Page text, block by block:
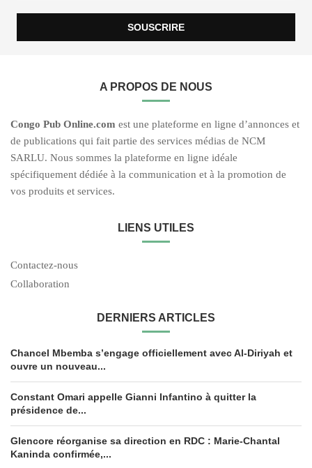
A PROPOS DE NOUS
Congo Pub Online.com est une plateforme en ligne d’annonces et
de publications qui fait partie des services médias de NCM
SARLU. Nous sommes la plateforme en ligne idéale
spécifiquement dédiée à la communication et à la promotion de
vos produits et services.
LIENS UTILES
Contactez-nous
Collaboration
DERNIERS ARTICLES
Chancel Mbemba s’engage officiellement avec Al-Diriyah et
ouvre un nouveau...
Constant Omari appelle Gianni Infantino à quitter la
présidence de...
Glencore réorganise sa direction en RDC : Marie-Chantal
Kaninda confirmée,...